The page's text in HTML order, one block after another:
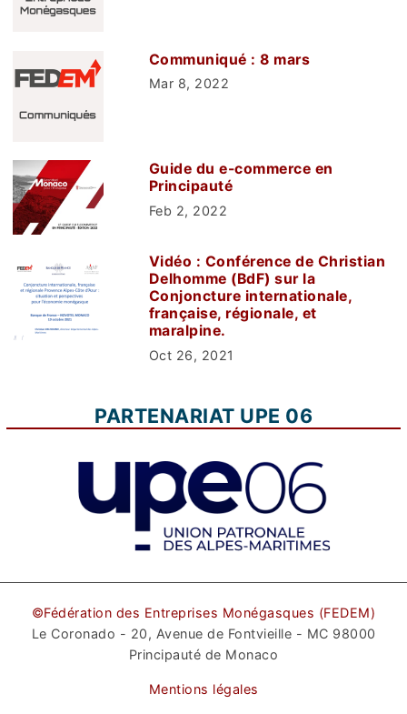
Communiqué : 8 mars
Mar 8, 2022
Guide du e-commerce en
Principauté
Feb 2, 2022
Vidéo : Conférence de Christian
Delhomme (BdF) sur la
Conjoncture internationale,
française, régionale, et
maralpine.
Oct 26, 2021
PARTENARIAT UPE 06
©Fédération des Entreprises Monégasques (FEDEM)
Le Coronado - 20, Avenue de Fontvieille - MC 98000
Principauté de Monaco
Mentions légales